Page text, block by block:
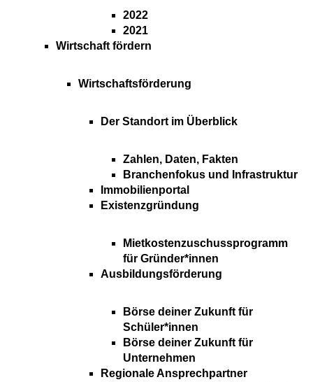
2022
2021
Wirtschaft fördern
Wirtschaftsförderung
Der Standort im Überblick
Zahlen, Daten, Fakten
Branchenfokus und Infrastruktur
Immobilienportal
Existenzgründung
Mietkostenzuschussprogramm
für Gründer*innen
Ausbildungsförderung
Börse deiner Zukunft für
Schüler*innen
Börse deiner Zukunft für
Unternehmen
Regionale Ansprechpartner